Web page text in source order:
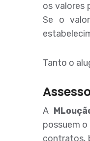
os valores
Se o
Tanto o
A
possuem
contratos,